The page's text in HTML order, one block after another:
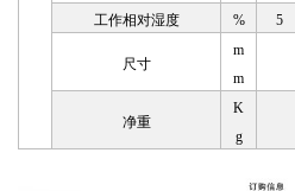
工作相对湿度
% 5
尺寸
m
m
净重
K
g